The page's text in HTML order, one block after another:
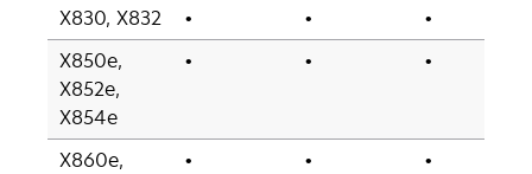
X830, X832 • •
•
X850e,
X852e,
X854e
• • •
X860e,
• • •